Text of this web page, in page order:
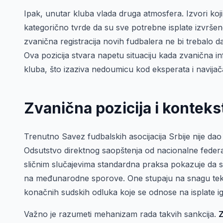
Ipak, unutar kluba vlada druga atmosfera. Izvori
kategorično tvrde da su sve potrebne isplate
zvanična registracija novih fudbalera ne bi trebalo
Ova pozicija stvara napetu situaciju kada zvanična
kluba, što izaziva nedoumicu kod eksperata i
Zvanična pozicija i
Trenutno Savez fudbalskih asocijacija Srbije nije
Odsutstvo direktnog saopštenja od nacionalne
sličnim slučajevima standardna praksa pokazuje
na međunarodne sporove. One stupaju na snagu
konačnih sudskih odluka koje se odnose na isplate
Važno je razumeti mehanizam rada takvih sankcija.